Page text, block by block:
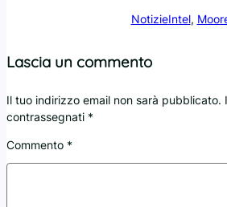
NotizieIntel,
Lascia un commento
Il tuo indirizzo email non sarà pubblicato.
contrassegnati *
Commento *